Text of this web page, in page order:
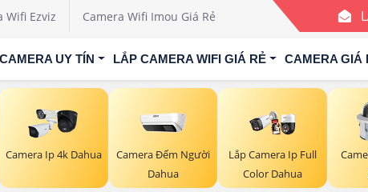
Wifi Ezviz Camera Wifi Imou Giá Rẻ
UY TÍN LẮP CAMERA WIFI GIÁ RẺ CAMERA GIÁ
Camera Ip 4k Dahua
Camera Đếm Người
Dahua
Lắp Camera Ip Full
Color Dahua